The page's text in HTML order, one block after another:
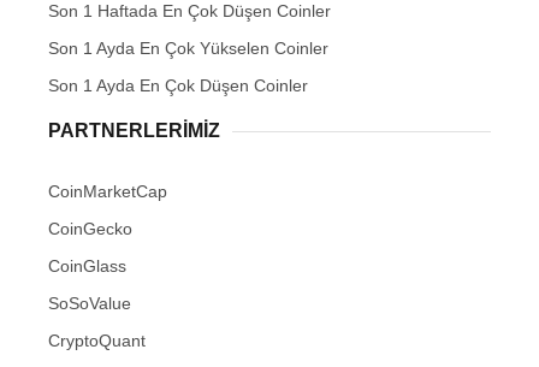
Son 1 Haftada En Çok Düşen Coinler
Son 1 Ayda En Çok Yükselen Coinler
Son 1 Ayda En Çok Düşen Coinler
PARTNERLERIMIZ
CoinMarketCap
CoinGecko
CoinGlass
SoSoValue
CryptoQuant